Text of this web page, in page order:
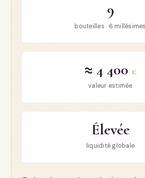
9
bouteilles · 6 millésimes
≈ 4 400 €
valeur estimée
Élevée
liquidité globale